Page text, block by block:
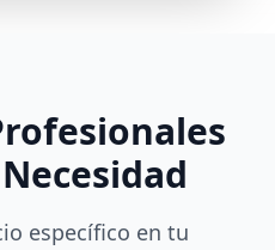
específico en tu